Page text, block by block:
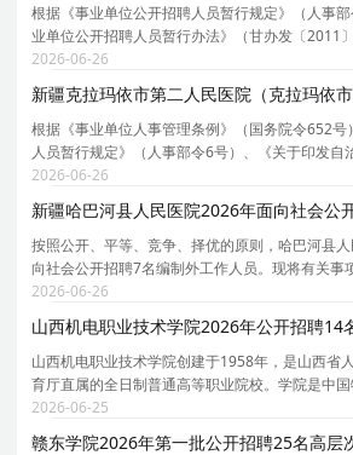
根据《事业单位公开招聘人员暂行规定》（人事
业单位公开招聘人员暂行办法》（甘办发〔2011
织部人力资源社会保障部关于进一步做好事业单位
（人社部发〔2024〕57号）《关于进一步做好省属
2026-06-26
根据《事业单位人事管理条例》（国务院令652
人员暂行规定》（人事部令6号）、《关于印发自
开招聘工作人员办法的通知》（新人社发
要和实际情况，经医院党委会研究，现组织实施20
2026-06-26
按照公开、平等、竞争、择优的原则，哈巴河县
向社会公开招聘7名编制外工作人员。现将有关事
位及人数 哈巴河县人民医院拟招聘编制外工作人
民医院 202 6年下半年招聘编制外工作人员职
2026-06-26
山西机电职业技术学院2026年公开招聘14
山西机电职业技术学院创建于1958年，是山西省
育厅直属的全日制普通高等职业院校。学院是中
专业建设计划（双高计划）建设单位、全国现代学
国首批1+X证书制度试点院校、全国人工智能助推
2026-06-25
赣东学院2026年第一批公开招聘25名高层